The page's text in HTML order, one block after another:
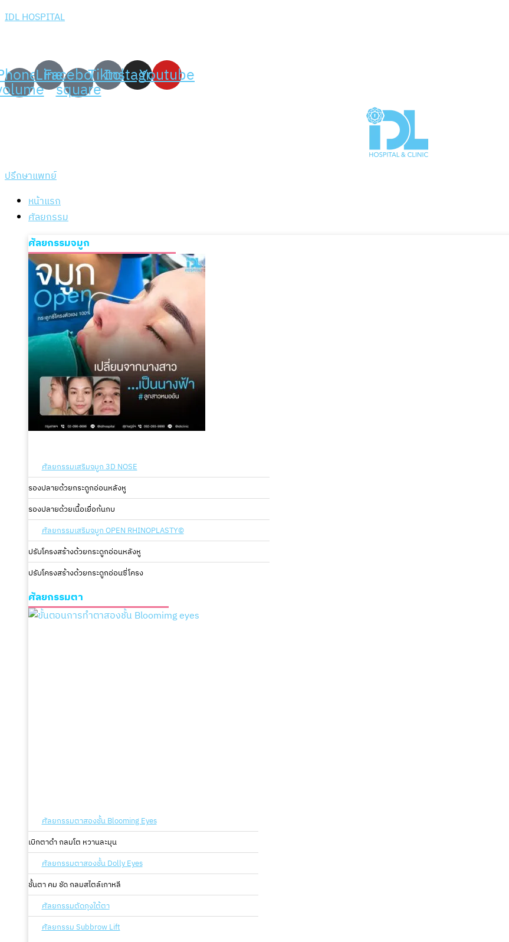
IDL HOSPITAL
Line
Facebook-
square
Tiktok
Instagram
Youtube
ปรึกษาแพทย์
หน้าแรก
ศัลยกรรม
ศัลยกรรมจมูก
ศัลยกรรมเสริมจมูก 3D NOSE
รองปลายด้วยกระดูกอ่อนหลังหู
รองปลายด้วยเนื้อเยื่อก้นกบ
ศัลยกรรมเสริมจมูก OPEN RHINOPLASTY©
ปรับโครงสร้างด้วยกระดูกอ่อนหลังหู
ปรับโครงสร้างด้วยกระดูกอ่อนซี่โครง
ศัลยกรรมตา
ศัลยกรรมตาสองชั้น Blooming Eyes
เบิกตาดำ กลมโต หวานละมุน
ศัลยกรรมตาสองชั้น Dolly Eyes
ชั้นตา คม ชัด กลมสไตล์เกาหลี
ศัลยกรรมตัดถุงใต้ตา
ศัลยกรรม Subbrow Lift